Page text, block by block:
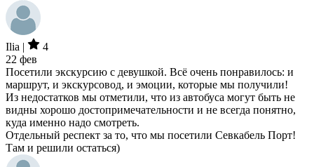
Ilia |
4
22 фев
Посетили экскурсию с девушкой. Всё очень понравилось: и
маршрут, и экскурсовод, и эмоции, которые мы получили!
Из недостатков мы отметили, что из автобуса могут быть не
видны хорошо достопримечательности и не всегда понятно,
куда именно надо смотреть.
Отдельный респект за то, что мы посетили Севкабель Порт!
Там и решили остаться)